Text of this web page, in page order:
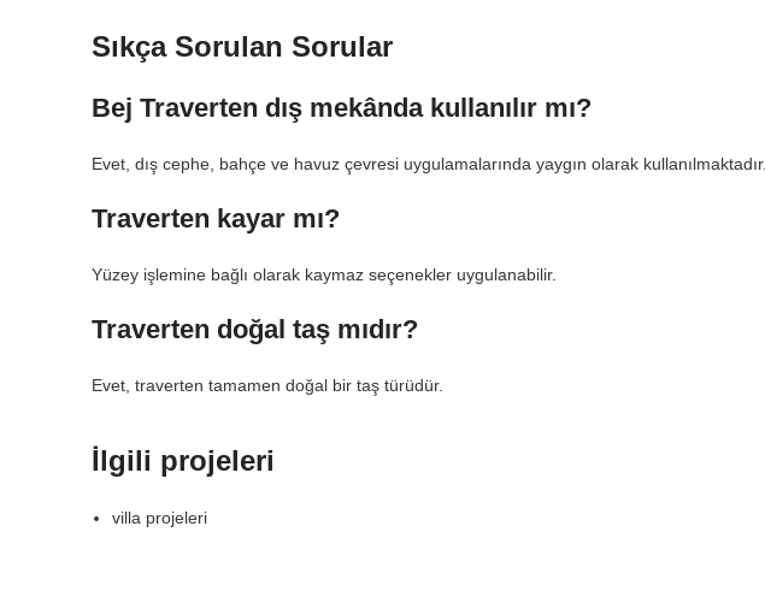
Sıkça Sorulan Sorular
Bej Traverten dış mekânda kullanılır mı?
Evet, dış cephe, bahçe ve havuz çevresi uygulamalarında yaygın olarak kullanılmaktadır.
Traverten kayar mı?
Yüzey işlemine bağlı olarak kaymaz seçenekler uygulanabilir.
Traverten doğal taş mıdır?
Evet, traverten tamamen doğal bir taş türüdür.
İlgili projeleri
villa projeleri